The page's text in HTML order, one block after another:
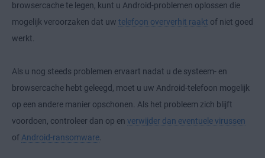
browsercache te legen, kunt u Android-problemen oplossen die
mogelijk veroorzaken dat uw telefoon oververhit raakt of niet goed
werkt.
Als u nog steeds problemen ervaart nadat u de systeem- en
browsercache hebt geleegd, moet u uw Android-telefoon mogelijk
op een andere manier opschonen. Als het probleem zich blijft
voordoen, controleer dan op en verwijder dan eventuele virussen
of Android-ransomware